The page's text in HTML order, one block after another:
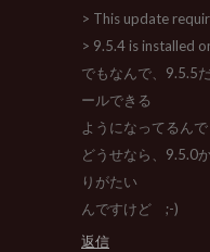
> This update
> 9.5.4 is installed
でもなんで、9.5.5
ールできる
ようになってるん
どうせなら、9.5.0
りがたい
んですけど ;-)
返信